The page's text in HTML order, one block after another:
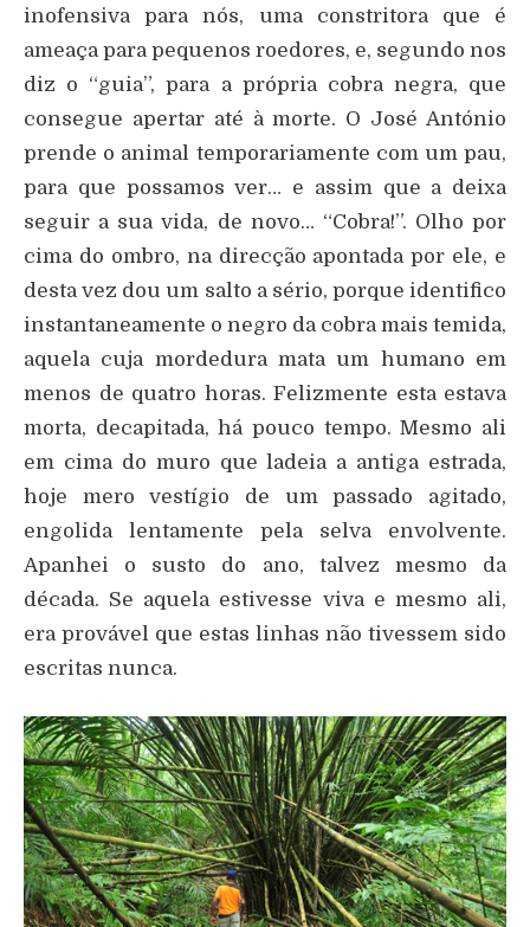
inofensiva para nós, uma constritora que é
ameaça para pequenos roedores, e, segundo nos
diz o “guia”, para a própria cobra negra, que
consegue apertar até à morte. O José António
prende o animal temporariamente com um pau,
para que possamos ver… e assim que a deixa
seguir a sua vida, de novo… “Cobra!”. Olho por
cima do ombro, na direcção apontada por ele, e
desta vez dou um salto a sério, porque identifico
instantaneamente o negro da cobra mais temida,
aquela cuja mordedura mata um humano em
menos de quatro horas. Felizmente esta estava
morta, decapitada, há pouco tempo. Mesmo ali
em cima do muro que ladeia a antiga estrada,
hoje mero vestígio de um passado agitado,
engolida lentamente pela selva envolvente.
Apanhei o susto do ano, talvez mesmo da
década. Se aquela estivesse viva e mesmo ali,
era provável que estas linhas não tivessem sido
escritas nunca.